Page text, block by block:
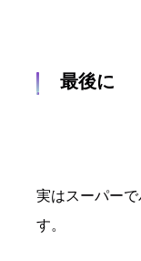
最後に
実はスーパー
す。